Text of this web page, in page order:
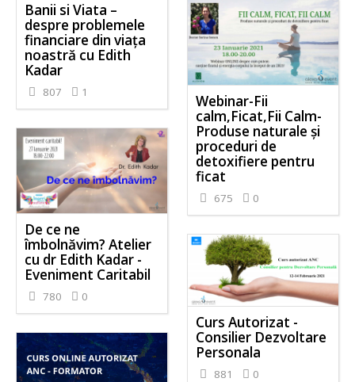
Banii si Viata –
despre problemele
financiare din viața
noastră cu Edith
Kadar
807 1
Webinar-Fii
calm,Ficat,Fii Calm-
Produse naturale și
proceduri de
detoxifiere pentru
ficat
675 0
De ce ne
îmbolnăvim? Atelier
cu dr Edith Kadar -
Eveniment Caritabil
780 0
Curs Autorizat -
Consilier Dezvoltare
Personala
881 0